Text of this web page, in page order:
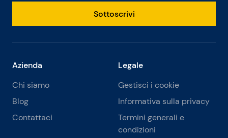
Sottoscrivi
Azienda
Chi siamo
Blog
Contattaci
Legale
Gestisci i cookie
Informativa sulla privacy
Termini generali e
condizioni